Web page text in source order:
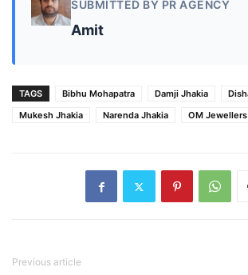
SUBMITTED BY PR AGENCY
Amit
TAGS Bibhu Mohapatra Damji Jhakia
Mukesh Jhakia
Narenda Jhakia OM Jewellers
Previous article